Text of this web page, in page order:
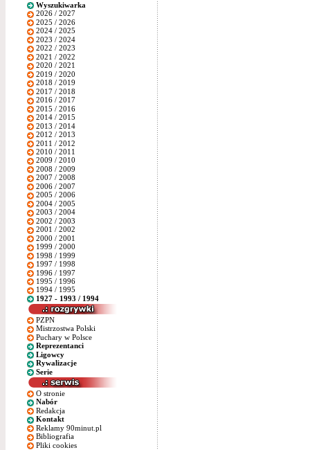
Wyszukiwarka
2026 / 2027
2025 / 2026
2024 / 2025
2023 / 2024
2022 / 2023
2021 / 2022
2020 / 2021
2019 / 2020
2018 / 2019
2017 / 2018
2016 / 2017
2015 / 2016
2014 / 2015
2013 / 2014
2012 / 2013
2011 / 2012
2010 / 2011
2009 / 2010
2008 / 2009
2007 / 2008
2006 / 2007
2005 / 2006
2004 / 2005
2003 / 2004
2002 / 2003
2001 / 2002
2000 / 2001
1999 / 2000
1998 / 1999
1997 / 1998
1996 / 1997
1995 / 1996
1994 / 1995
1927 - 1993 / 1994
PZPN
Mistrzostwa Polski
Puchary w Polsce
Reprezentanci
Ligowcy
Rywalizacje
Serie
O stronie
Nabór
Redakcja
Kontakt
Reklamy 90minut.pl
Bibliografia
Pliki cookies